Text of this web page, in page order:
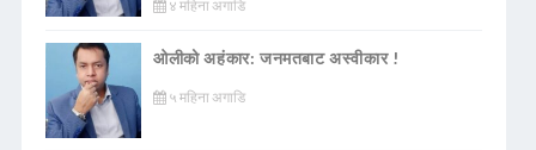
४ महिना अगाडि
ओलीको अहंकार: जनमतबाट अस्वीकार !
५ महिना अगाडि